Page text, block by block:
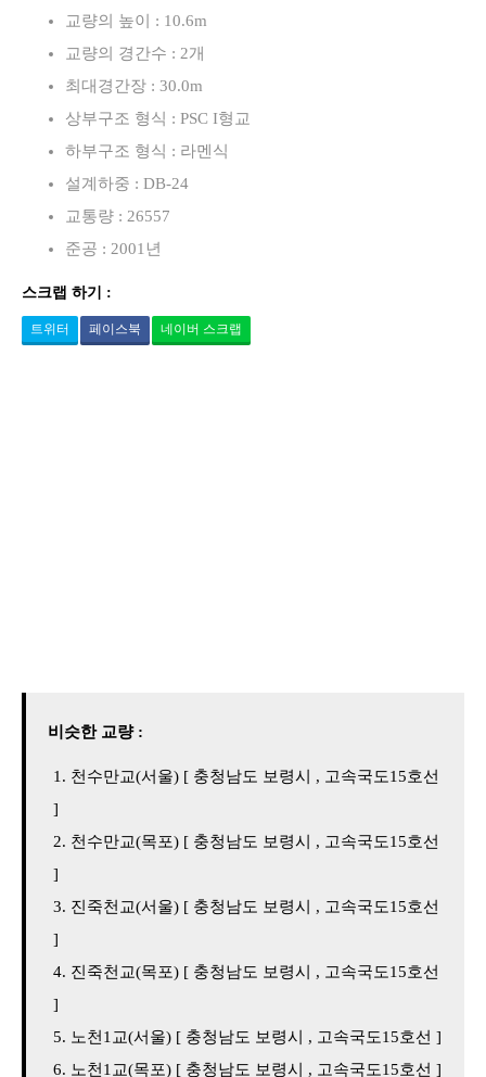
교량의 높이 : 10.6m
교량의 경간수 : 2개
최대경간장 : 30.0m
상부구조 형식 : PSC I형교
하부구조 형식 : 라멘식
설계하중 : DB-24
교통량 : 26557
준공 : 2001년
스크랩 하기 :
트위터 페이스북 네이버 스크랩
비슷한 교량 :
천수만교(서울) [ 충청남도 보령시 , 고속국도15호선
]
천수만교(목포) [ 충청남도 보령시 , 고속국도15호선
]
진죽천교(서울) [ 충청남도 보령시 , 고속국도15호선
]
진죽천교(목포) [ 충청남도 보령시 , 고속국도15호선
]
노천1교(서울) [ 충청남도 보령시 , 고속국도15호선 ]
노천1교(목포) [ 충청남도 보령시 , 고속국도15호선 ]